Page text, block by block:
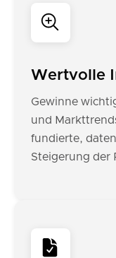
Wertvolle
Gewinne
und
fundierte,
Steigerung der